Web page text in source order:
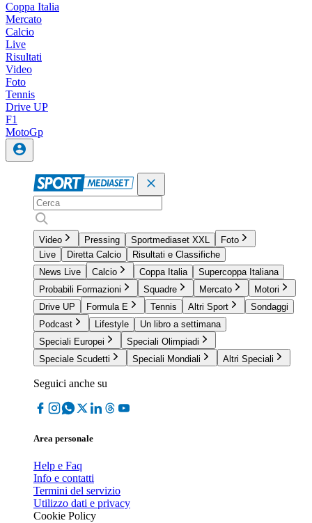
Coppa Italia
Mercato
Calcio
Live
Risultati
Video
Foto
Tennis
Drive UP
F1
MotoGp
Video Pressing Sportmediaset XXL
Foto
Live
Diretta Calcio
Risultati e Classifiche
News Live
Calcio Coppa Italia
Supercoppa Italiana
Probabili Formazioni
Squadre Mercato
Motori
Drive UP
Formula E Tennis Altri Sport
Sondaggi
Podcast
Lifestyle
Un libro a settimana
Speciali Europei
Speciali Olimpiadi
Speciale Scudetti
Speciali Mondiali Altri Speciali
Seguici anche su
Area personale
Help e Faq
Info e contatti
Termini del servizio
Utilizzo dati e privacy
Cookie Policy